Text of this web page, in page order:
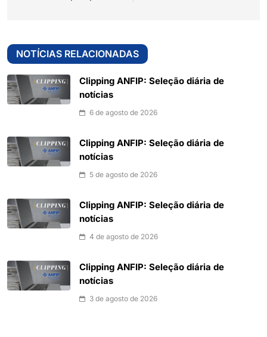
NOTÍCIAS RELACIONADAS
Clipping ANFIP: Seleção diária de
notícias
6 de agosto de 2026
Clipping ANFIP: Seleção diária de
notícias
5 de agosto de 2026
Clipping ANFIP: Seleção diária de
notícias
4 de agosto de 2026
Clipping ANFIP: Seleção diária de
notícias
3 de agosto de 2026